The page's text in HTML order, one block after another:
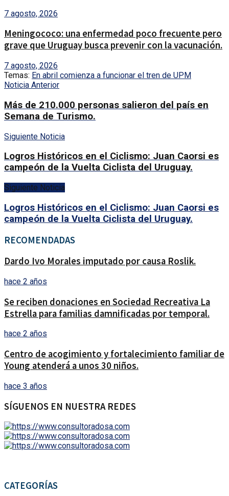
7 agosto, 2026
Meningococo: una enfermedad poco frecuente pero
grave que Uruguay busca prevenir con la vacunación.
7 agosto, 2026
Temas: En abril comienza a funcionar el tren de UPM
Noticia Anterior
Más de 210.000 personas salieron del país en
Semana de Turismo.
Siguiente Noticia
Logros Históricos en el Ciclismo: Juan Caorsi es
campeón de la Vuelta Ciclista del Uruguay.
Siguiente Noticia
Logros Históricos en el Ciclismo: Juan Caorsi es
campeón de la Vuelta Ciclista del Uruguay.
RECOMENDADAS
Dardo Ivo Morales imputado por causa Roslik.
hace 2 años
Se reciben donaciones en Sociedad Recreativa La
Estrella para familias damnificadas por temporal.
hace 2 años
Centro de acogimiento y fortalecimiento familiar de
Young atenderá a unos 30 niños.
hace 3 años
SÍGUENOS EN NUESTRA REDES
CATEGORÍAS